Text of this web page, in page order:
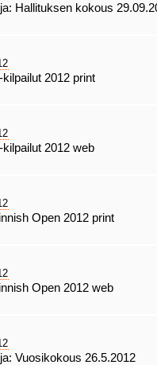
Hallituksen kokous
2012 print
2012 web
Open 2012 print
Open 2012 web
Vuosikokous 26.5.2012